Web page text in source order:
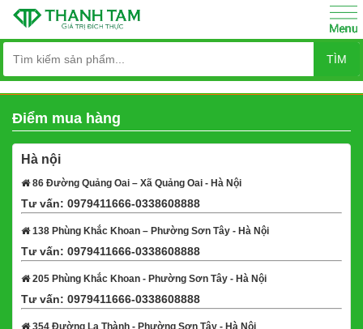
TÌM
Điểm mua hàng
Hà nội
86 Đường Quảng Oai – Xã Quảng Oai - Hà Nội
Tư vấn: 0979411666-0338608888
138 Phùng Khắc Khoan – Phường Sơn Tây - Hà Nội
Tư vấn: 0979411666-0338608888
205 Phùng Khắc Khoan - Phường Sơn Tây - Hà Nội
Tư vấn: 0979411666-0338608888
354 Đường La Thành - Phường Sơn Tây - Hà Nội